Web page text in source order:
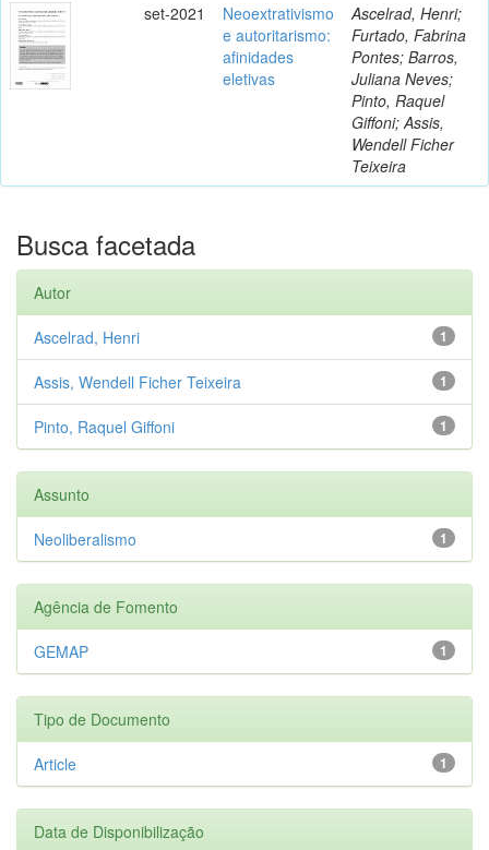
set-2021
Neoextrativismo
e autoritarismo:
afinidades
eletivas
Ascelrad, Henri;
Furtado, Fabrina
Pontes; Barros,
Juliana Neves;
Pinto, Raquel
Giffoni; Assis,
Wendell Ficher
Teixeira
Busca facetada
Autor
1
Ascelrad, Henri
1
Assis, Wendell Ficher Teixeira
1
Pinto, Raquel Giffoni
Assunto
1
Neoliberalismo
Agência de Fomento
1
GEMAP
Tipo de Documento
1
Article
Data de Disponibilização